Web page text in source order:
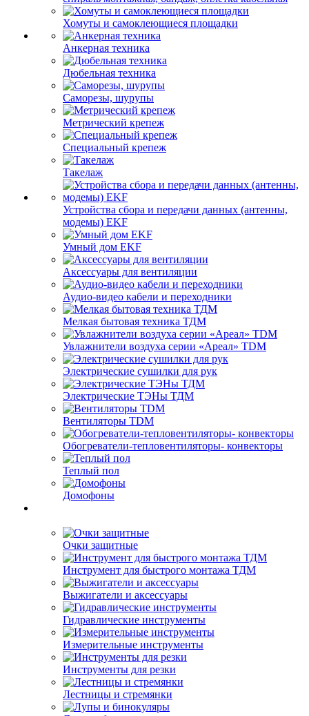
Хомуты и самоклеющиеся площадки
Анкерная техника
Дюбельная техника
Саморезы, шурупы
Метрический крепеж
Специальный крепеж
Такелаж
Устройства сбора и передачи данных (антенны,
модемы) EKF
Умный дом EKF
Аксессуары для вентиляции
Аудио-видео кабели и переходники
Мелкая бытовая техника ТДМ
Увлажнители воздуха серии «Ареал» TDM
Электрические сушилки для рук
Электрические ТЭНы ТДМ
Вентиляторы TDM
Обогреватели-тепловентиляторы- конвекторы
Теплый пол
Домофоны
Очки защитные
Инструмент для быстрого монтажа ТДМ
Выжигатели и аксессуары
Гидравлические инструменты
Измерительные инструменты
Инструменты для резки
Лестницы и стремянки